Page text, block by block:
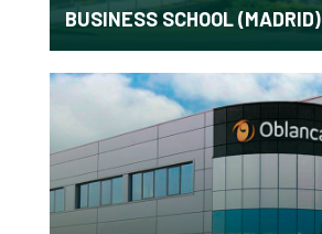
BUSINESS SCHOOL (MADRID)